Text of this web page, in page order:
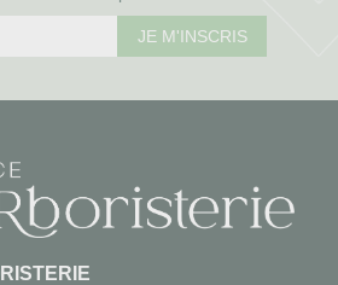
JE M'INSCRIS